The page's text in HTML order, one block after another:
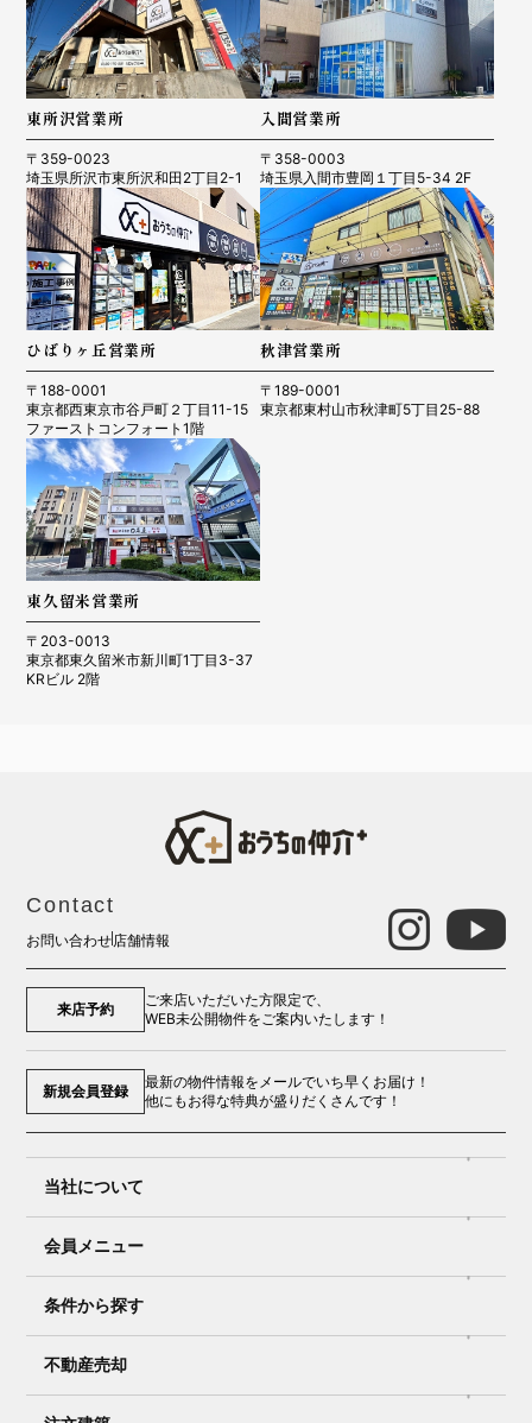
東所沢営業所
〒359-0023
埼玉県所沢市東所沢和田2丁目2-1
入間営業所
〒358-0003
埼玉県入間市豊岡１丁目5-34 2F
ひばりヶ丘営業所
〒188-0001
東京都西東京市谷戸町２丁目11-15
ファーストコンフォート1階
秋津営業所
〒189-0001
東京都東村山市秋津町5丁目25-88
東久留米営業所
〒203-0013
東京都東久留米市新川町1丁目3-37
KRビル 2階
Contact
お問い合わせ 店舗情報
来店予約
ご来店いただいた方限定で、
WEB未公開物件をご案内いたします！
新規会員登録
最新の物件情報をメールでいち早くお届け！
他にもお得な特典が盛りだくさんです！
当社について
会員メニュー
条件から探す
不動産売却